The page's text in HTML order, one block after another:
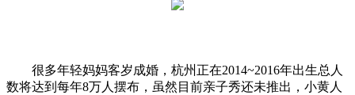
很多年轻妈妈客岁成婚，杭州正在2014~2016年出生总人
数将达到每年8万人摆布，虽然目前亲子秀还未推出，小黄人